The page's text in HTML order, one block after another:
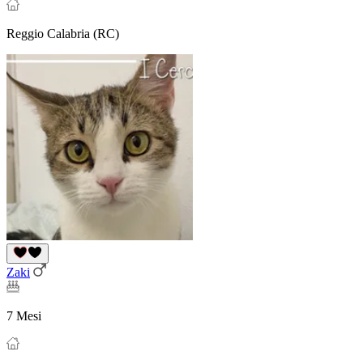
Reggio Calabria (RC)
Zaki
7 Mesi